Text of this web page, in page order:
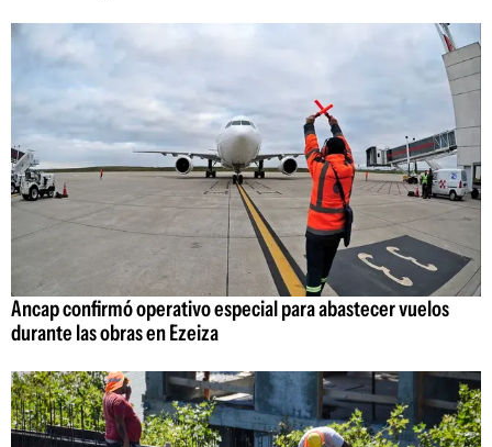
Ancap confirmó operativo especial para abastecer vuelos
durante las obras en Ezeiza